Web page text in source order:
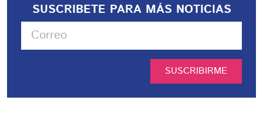
SUSCRIBETE PARA MÁS NOTICIAS
SUSCRIBIRME